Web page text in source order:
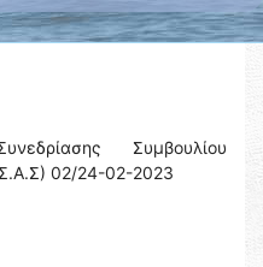
Συμβουλίου
02/24-02-2023